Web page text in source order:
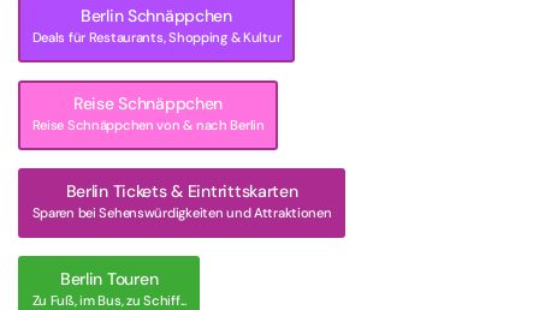
Berlin Schnäppchen
Deals für Restaurants, Shopping & Kultur
Reise Schnäppchen
Reise Schnäppchen von & nach Berlin
Berlin Tickets & Eintrittskarten
Sparen bei Sehenswürdigkeiten und Attraktionen
Berlin Touren
Zu Fuß, im Bus, zu Schiff...